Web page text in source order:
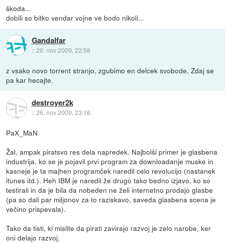
škoda...
dobili so bitko vendar vojne ve bodo nikoli...
Gandalfar
::26. nov 2009, 22:58
z vsako novo torrent stranjo, zgubimo en delcek svobode. Zdaj se
pa kar hecajte.
destroyer2k
::26. nov 2009, 23:16
PaX_MaN
Žal, ampak piratsvo res dela napredek. Najbolši primer je glasbena
industrija, ko se je pojavil prvi program za downloadanje muske in
kasneje je ta majhen programček naredil celo revolucijo (nastanek
itunes itd.). Heh IBM je naredil že drugo tako bedno izjavo, ko so
testirali in da je bila da nobeden ne želi internetno prodajo glasbe
(pa so dali par miljonov za to raziskavo, saveda glasbena scena je
večino prispevala).
Tako da tisti, ki mislite da pirati zavirajo razvoj je zelo narobe, ker
oni delajo razvoj.